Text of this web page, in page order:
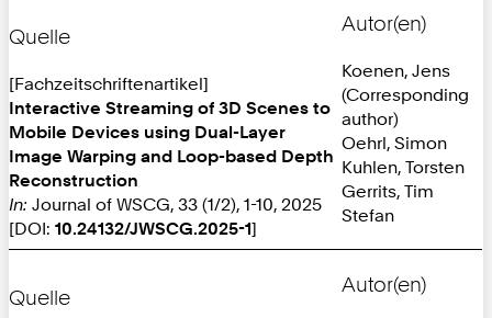
Quelle
[Fachzeitschriftenartikel]
Interactive Streaming of 3D Scenes to
Mobile Devices using Dual-Layer
Image Warping and Loop-based Depth
Reconstruction
In: Journal of WSCG, 33 (1/2), 1-10, 2025
[DOI: 10.24132/JWSCG.2025-1]
Autor(en)
Koenen, Jens
(Corresponding
author)
Oehrl, Simon
Kuhlen, Torsten
Gerrits, Tim
Stefan
Quelle
Autor(en)